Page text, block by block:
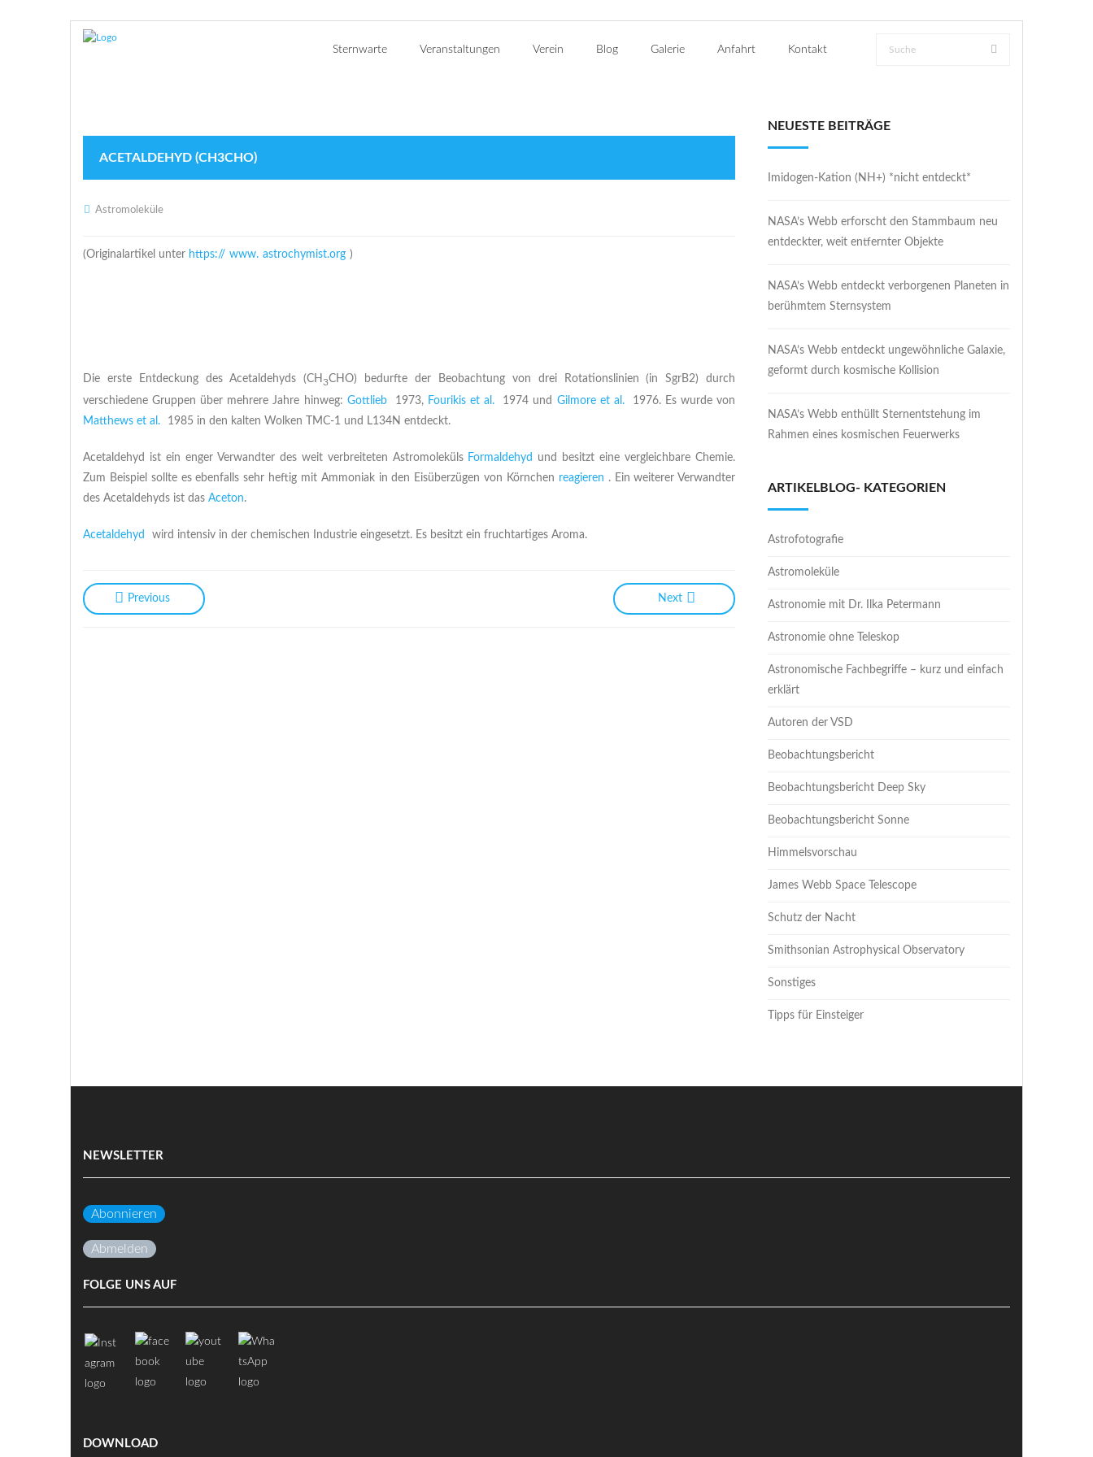
Sternwarte Veranstaltungen Verein Blog Galerie Anfahrt Kontakt
ACETALDEHYD (CH3CHO)
Astromoleküle
(Originalartikel unter https:// www. astrochymist.org )
Die erste Entdeckung des Acetaldehyds (CH 3CHO) bedurfte der Beobachtung von drei Rotationslinien (in SgrB2) durch
verschiedene Gruppen über mehrere Jahre hinweg: Gottlieb 1973, Fourikis et al. 1974 und Gilmore et al.
1976. Es wurde von
Matthews et al.
1985 in den kalten Wolken TMC-1 und L134N entdeckt.
Acetaldehyd ist ein enger Verwandter des weit verbreiteten Astromoleküls Formaldehyd
und besitzt eine vergleichbare Chemie.
Zum Beispiel sollte es ebenfalls sehr heftig mit Ammoniak in den Eisüberzügen von Körnchen reagieren . Ein weiterer Verwandter
des Acetaldehyds ist das Aceton.
Acetaldehyd wird intensiv in der chemischen Industrie eingesetzt. Es besitzt ein fruchtartiges Aroma.
Previous Next
NEUESTE BEITRÄGE
Imidogen-Kation (NH+) *nicht entdeckt*
NASA’s Webb erforscht den Stammbaum neu
entdeckter, weit entfernter Objekte
NASA’s Webb entdeckt verborgenen Planeten in
berühmtem Sternsystem
NASA’s Webb entdeckt ungewöhnliche Galaxie,
geformt durch kosmische Kollision
NASA’s Webb enthüllt Sternentstehung im
Rahmen eines kosmischen Feuerwerks
ARTIKELBLOG- KATEGORIEN
Astrofotografie
Astromoleküle
Astronomie mit Dr. Ilka Petermann
Astronomie ohne Teleskop
Astronomische Fachbegriffe – kurz und einfach
erklärt
Autoren der VSD
Beobachtungsbericht
Beobachtungsbericht Deep Sky
Beobachtungsbericht Sonne
Himmelsvorschau
James Webb Space Telescope
Schutz der Nacht
Smithsonian Astrophysical Observatory
Sonstiges
Tipps für Einsteiger
NEWSLETTER
Abonnieren
Abmelden
FOLGE UNS AUF
DOWNLOAD